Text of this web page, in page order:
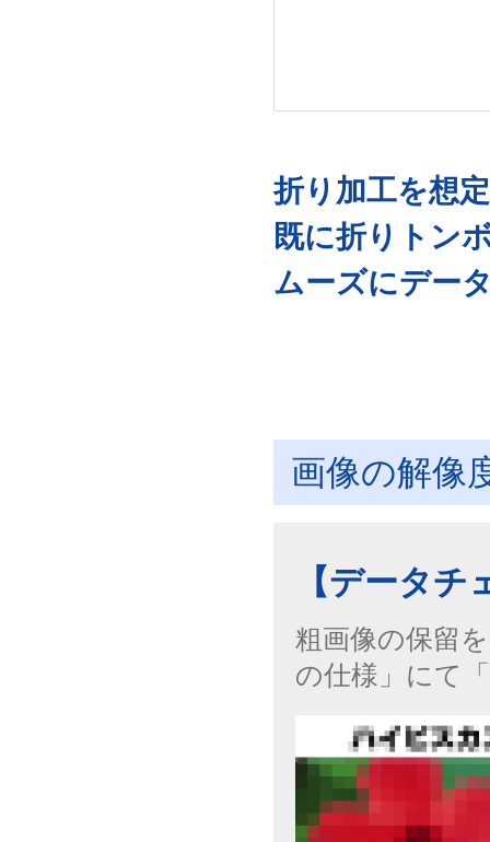
折り加工を想
既に折りトン
ムーズにデー
画像の解像
【データ
粗画像の保留
の仕様」にて